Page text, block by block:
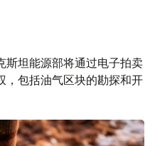
斯坦能源部将通过电子拍卖
，包括油气区块的勘探和开